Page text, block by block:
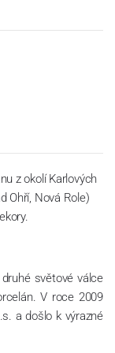
z okolí Karlových
Ohří, Nová Role)
světové válce
V roce 2009
a došlo k výrazné